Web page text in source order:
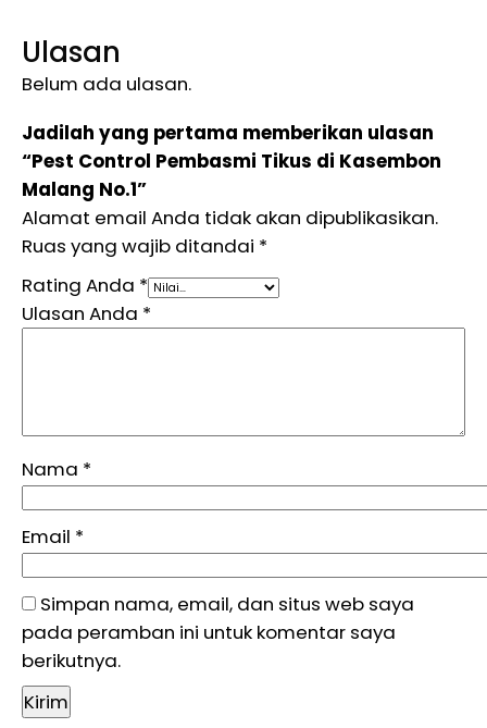
Ulasan
Belum ada ulasan.
Jadilah yang pertama memberikan ulasan
“Pest Control Pembasmi Tikus di Kasembon
Malang No.1”
Alamat email Anda tidak akan dipublikasikan.
Ruas yang wajib ditandai *
Rating Anda *
Ulasan Anda *
Nama *
Email *
Simpan nama, email, dan situs web saya
pada peramban ini untuk komentar saya
berikutnya.